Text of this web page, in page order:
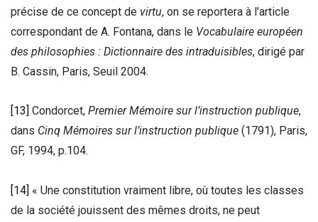
précise de ce concept de virtu, on se reportera à l’article
correspondant de A. Fontana, dans le Vocabulaire européen
des philosophies : Dictionnaire des intraduisibles, dirigé par
B. Cassin, Paris, Seuil 2004.
[13] Condorcet, Premier Mémoire sur l’instruction publique,
dans Cinq Mémoires sur l’instruction publique (1791), Paris,
GF, 1994, p.104.
[14] « Une constitution vraiment libre, où toutes les classes
de la société jouissent des mêmes droits, ne peut